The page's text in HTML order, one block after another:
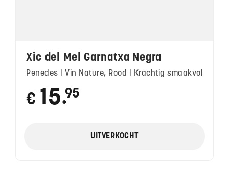
Xic del Mel Garnatxa Negra
Penedes | Vin Nature, Rood | Krachtig smaakvol
€ 15 ●
95
UITVERKOCHT